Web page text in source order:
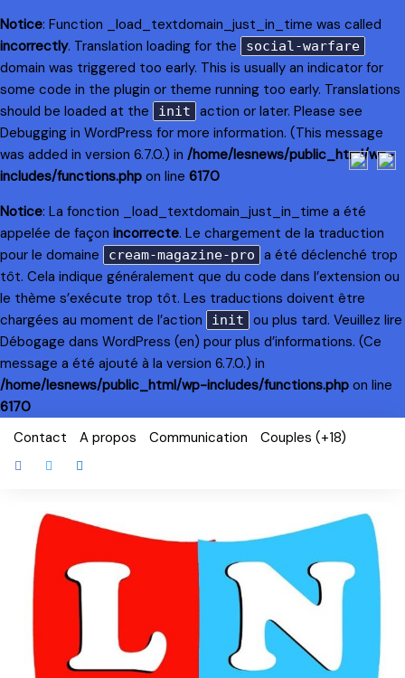
Notice: Function _load_textdomain_just_in_time was called
incorrectly. Translation loading for the social-warfare
domain was triggered too early. This is usually an indicator for
some code in the plugin or theme running too early. Translations
should be loaded at the
init
action or later. Please see
Debugging in WordPress for more information. (This message
was added in version 6.7.0.) in /home/lesnews/public_html/wp-
includes/functions.php on line 6170
Notice: La fonction _load_textdomain_just_in_time a été
appelée de façon incorrecte. Le chargement de la traduction
pour le domaine
cream-magazine-pro
a été déclenché trop
tôt. Cela indique généralement que du code dans l’extension ou
le thème s’exécute trop tôt. Les traductions doivent être
chargées au moment de l’action
init
ou plus tard. Veuillez lire
Débogage dans WordPress (en) pour plus d’informations. (Ce
message a été ajouté à la version 6.7.0.) in
/home/lesnews/public_html/wp-includes/functions.php on line
6170
Skip
content
Contact A propos Communication Couples (+18)